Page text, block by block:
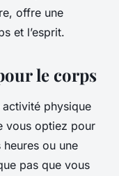
offre une
et l’esprit.
le corps
physique
vous optiez pour
ou une
pas que vous